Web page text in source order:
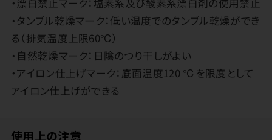
・漂白禁止マーク：塩素系及び酸素系漂白剤の使用禁止
・タンブル乾燥マーク：低い温度でのタンブル乾燥ができ
る（排気温度上限60℃）
・自然乾燥マーク：日陰のつり干しがよい
・アイロン仕上げマーク：底面温度120 ℃を限度として
アイロン仕上げができる
使用上の注意